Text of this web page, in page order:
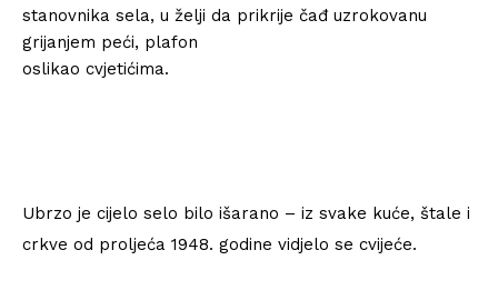
stanovnika sela, u želji da prikrije čađ uzrokovanu
grijanjem peći, plafon
oslikao cvjetićima.
Ubrzo je cijelo selo bilo išarano – iz svake kuće, štale i
crkve od proljeća 1948. godine vidjelo se cvijeće.